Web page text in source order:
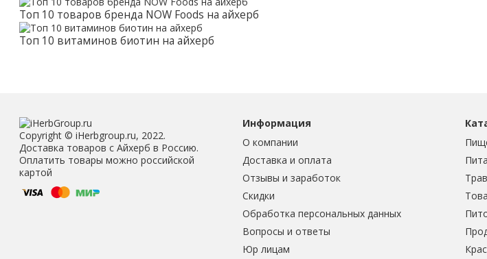
Топ 10 товаров бренда NOW Foods на айхерб
Топ 10 витаминов биотин на айхерб
Copyright © iHerbgroup.ru, 2022.
Доставка товаров с Айхерб в Россию.
Оплатить товары можно российской
картой
Информация
О компании
Доставка и оплата
Отзывы и заработок
Скидки
Обработка персональных данных
Вопросы и ответы
Юр лицам